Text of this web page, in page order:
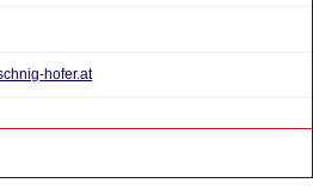
hofer.at